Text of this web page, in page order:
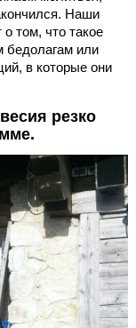
Наши
том, что такое
бедолагам или
в которые они
резко